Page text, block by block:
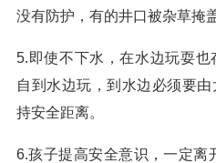
没有防护，有的井口被杂草掩
5.即使不下水，在水边玩耍
自到水边玩，到水边必须要
持安全距离。
6.孩子提高安全意识，一定离